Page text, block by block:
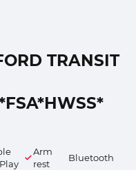
TRANSIT
Arm
rest
Bluetooth